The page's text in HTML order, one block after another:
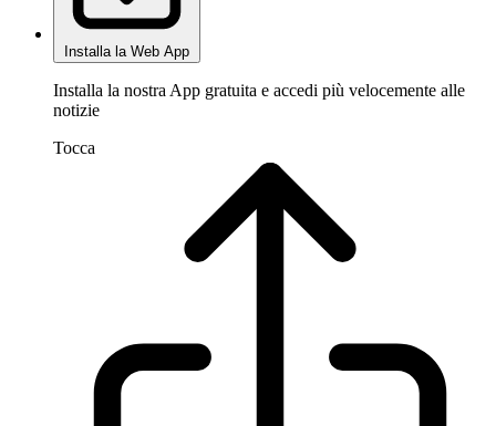
Installa la Web App
Installa la nostra App gratuita e accedi più velocemente alle
notizie
Tocca